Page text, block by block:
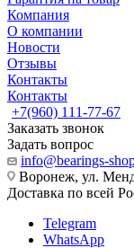
Компания
О компании
Новости
Отзывы
Контакты
Контакты
+7(960) 111-77-67
Заказать звонок
Задать вопрос
info@bearings-
Воронеж, ул.
Доставка по всей
Telegram
WhatsApp